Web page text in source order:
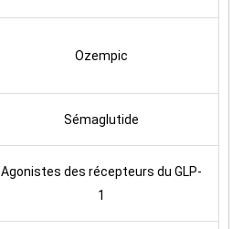
Ozempic
Sémaglutide
Agonistes des récepteurs du GLP-
1